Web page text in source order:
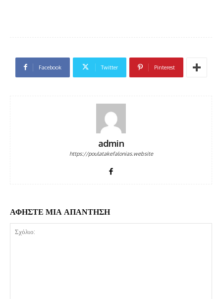
Facebook Twitter Pinterest
admin
https://poulatakefalonias.website
ΑΦΗΣΤΕ ΜΙΑ ΑΠΑΝΤΗΣΗ